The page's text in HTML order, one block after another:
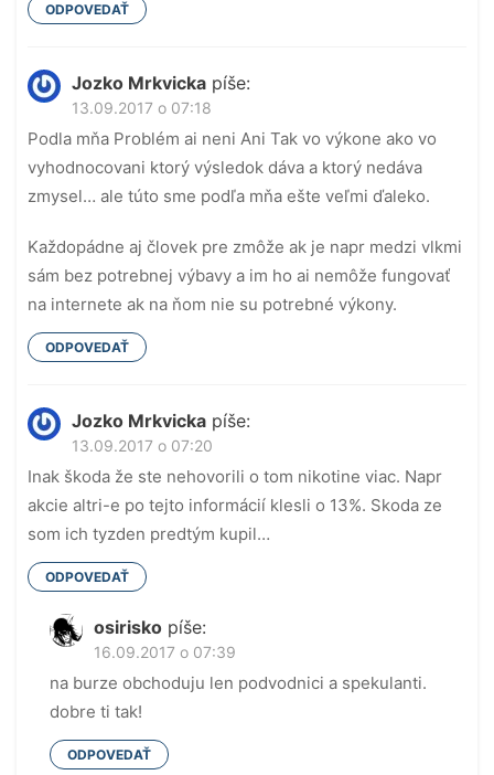
ODPOVEDAŤ
Jozko Mrkvicka píše:
13.09.2017 o 07:18
Podla mňa Problém ai neni Ani Tak vo výkone ako vo
vyhodnocovani ktorý výsledok dáva a ktorý nedáva
zmysel… ale túto sme podľa mňa ešte veľmi ďaleko.
Každopádne aj človek pre zmôže ak je napr medzi vlkmi
sám bez potrebnej výbavy a im ho ai nemôže fungovať
na internete ak na ňom nie su potrebné výkony.
ODPOVEDAŤ
Jozko Mrkvicka píše:
13.09.2017 o 07:20
Inak škoda že ste nehovorili o tom nikotine viac. Napr
akcie altri-e po tejto informácií klesli o 13%. Skoda ze
som ich tyzden predtým kupil…
ODPOVEDAŤ
osirisko píše:
16.09.2017 o 07:39
na burze obchoduju len podvodnici a spekulanti.
dobre ti tak!
ODPOVEDAŤ